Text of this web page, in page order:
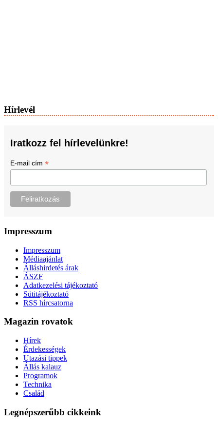
Hírlevél
Iratkozz fel hírlevelünkre!
E-mail cím *
Impresszum
Impresszum
Médiaajánlat
Álláshirdetés árak
ÁSZF
Adatkezelési tájékoztató
Sütitájékoztató
RSS hírcsatorna
Magazin rovatok
Hírek
Érdekességek
Utazási tippek
Állás kalauz
Programok
Technika
Család
Legnépszerűbb cikkeink